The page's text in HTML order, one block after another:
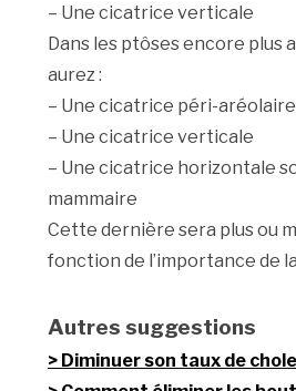
– Une cicatrice verticale
Dans les ptôses encore plus
aurez :
– Une cicatrice péri-aréolaire
– Une cicatrice verticale
– Une cicatrice horizontale
mammaire
Cette dernière sera plus ou
fonction de l’importance de
Autres suggestions
Diminuer son taux de